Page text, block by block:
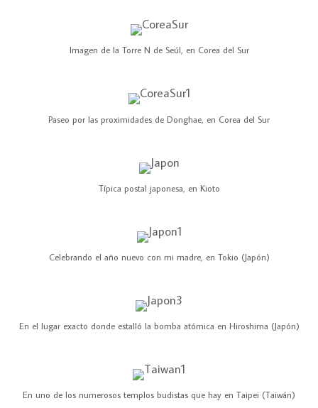
Imagen de la Torre N de Seúl, en Corea del Sur
Paseo por las proximidades de Donghae, en Corea del Sur
Típica postal japonesa, en Kioto
Celebrando el año nuevo con mi madre, en Tokio (Japón)
En el lugar exacto donde estalló la bomba atómica en Hiroshima (Japón)
En uno de los numerosos templos budistas que hay en Taipei (Taiwán)